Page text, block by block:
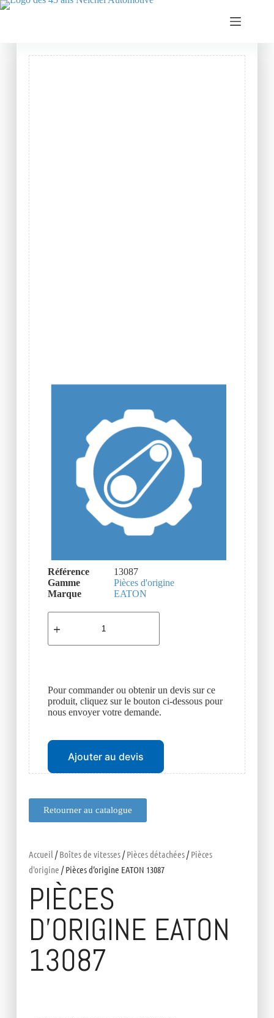
Retourner au catalogue
Accueil /Boîtes de vitesses/Pièces détachées/Pièces
d'origine / Pièces d’origine EATON 13087
PIÈCES
D’ORIGINE EATON
13087
Référence
13087
Gamme
Pièces d'origine
Marque
EATON
Pour commander ou obtenir un devis sur ce
produit, cliquez sur le bouton ci-dessous pour
nous envoyer votre demande.
Ajouter au devis